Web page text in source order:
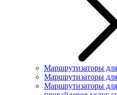
Маршрутизаторы
Маршрутизаторы
Маршрутизаторы